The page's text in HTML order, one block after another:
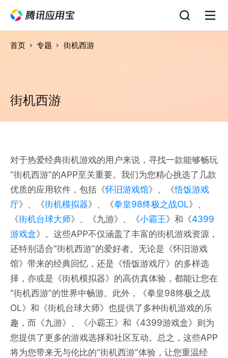
首页 专题 街机西游
街机西游
对于热爱经典街机游戏的用户来说，寻找一款能够畅玩
“街机西游”的APP至关重要。我们为您精心挑选了几款
优质的应用软件，包括《怀旧游戏馆》、《悟饭游戏
厅》、《街机模拟器》、《拳皇98终极之战OL》、
《街机台球大师》、《九游》、《小霸王》和《4399
游戏盒》。这些APP不仅涵盖了丰富的街机游戏资源，
还特别适合“街机西游”的爱好者。无论是《怀旧游戏
馆》带来的经典回忆，还是《悟饭游戏厅》的多样选
择，亦或是《街机模拟器》的高仿真体验，都能让您在
“街机西游”的世界中畅游。此外，《拳皇98终极之战
OL》和《街机台球大师》也提供了多种街机游戏的乐
趣，而《九游》、《小霸王》和《4399游戏盒》则为
您提供了更多的游戏选择和社区互动。总之，这些APP
将为您带来无与伦比的“街机西游”体验，让您重温经